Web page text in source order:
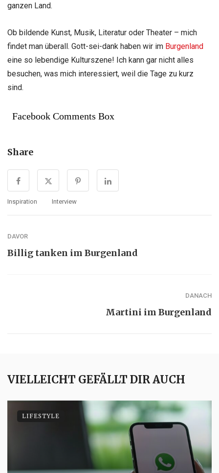
ganzen Land.
Ob bildende Kunst, Musik, Literatur oder Theater – mich
findet man überall. Gott-sei-dank haben wir im Burgenland
eine so lebendige Kulturszene! Ich kann gar nicht alles
besuchen, was mich interessiert, weil die Tage zu kurz
sind.
Facebook Comments Box
Share
Inspiration Interview
DAVOR
Billig tanken im Burgenland
DANACH
Martini im Burgenland
VIELLEICHT GEFÄLLT DIR AUCH
LIFESTYLE